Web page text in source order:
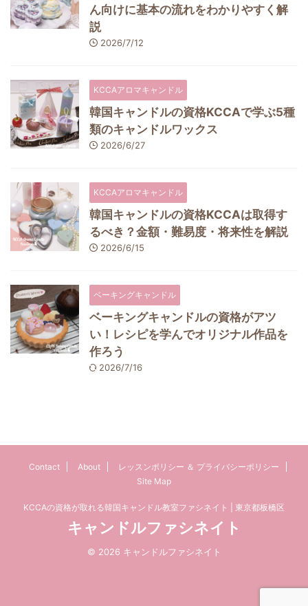
ん向けに基本の流れをわかりやすく解
説
2026/7/12
KCCAアロマキャンドル
韓国キャンドルの資格KCCAで学ぶ5種
類のキャンドルワックス
2026/6/27
KCCAアロマキャンドル
韓国キャンドルの資格KCCAは取得す
るべき？金額・難易度・将来性を解説
2026/6/15
ベーキングキャンドル
ベーキングキャンドルの資格がアツ
い！レシピを学んでオリジナル作品を
作ろう
2026/7/16
Contact About
レッスンポリシー ＆ プライバシーポリシー
Site Map
KCCAの資格が取れる韓国キャンドル教室ファシネイト | 東京都板橋区
キャンドルファシネイト
© 2026 キャンドルファシネイト